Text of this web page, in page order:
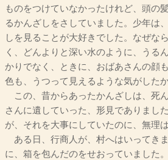
ものをつけていなかったけれど、頭の
るかんざしをさしていました。少年は
しを見ることが大好きでした。なぜな
く、どんよりと深い水のように、うる
かりでなく、ときに、おばあさんの顔
色も、うつって見えるような気がしたか
この、昔からあったかんざしは、死
さんに遺していった、形見でありまし
が、それを大事にしていたのに、無理
ある日、行商人が、村へはいってき
に、箱を包んだのをせおっていました